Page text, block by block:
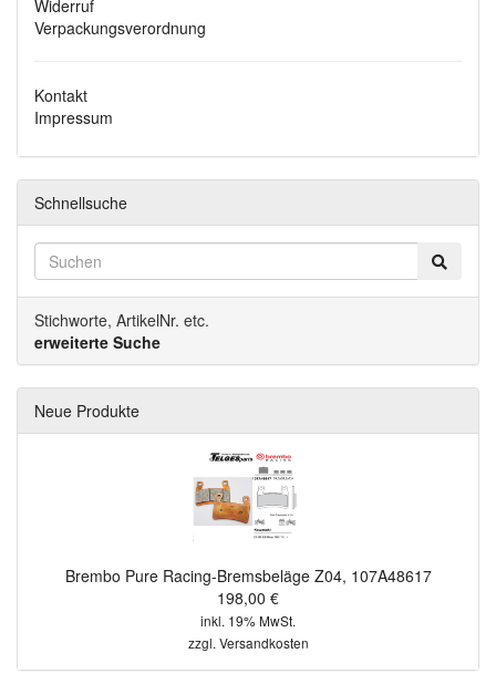
Widerruf
Verpackungsverordnung
Kontakt
Impressum
Schnellsuche
Stichworte, ArtikelNr. etc.
erweiterte Suche
Neue Produkte
Brembo Pure Racing-Bremsbeläge Z04, 107A48617
198,00 €
inkl. 19% MwSt.
zzgl. Versandkosten